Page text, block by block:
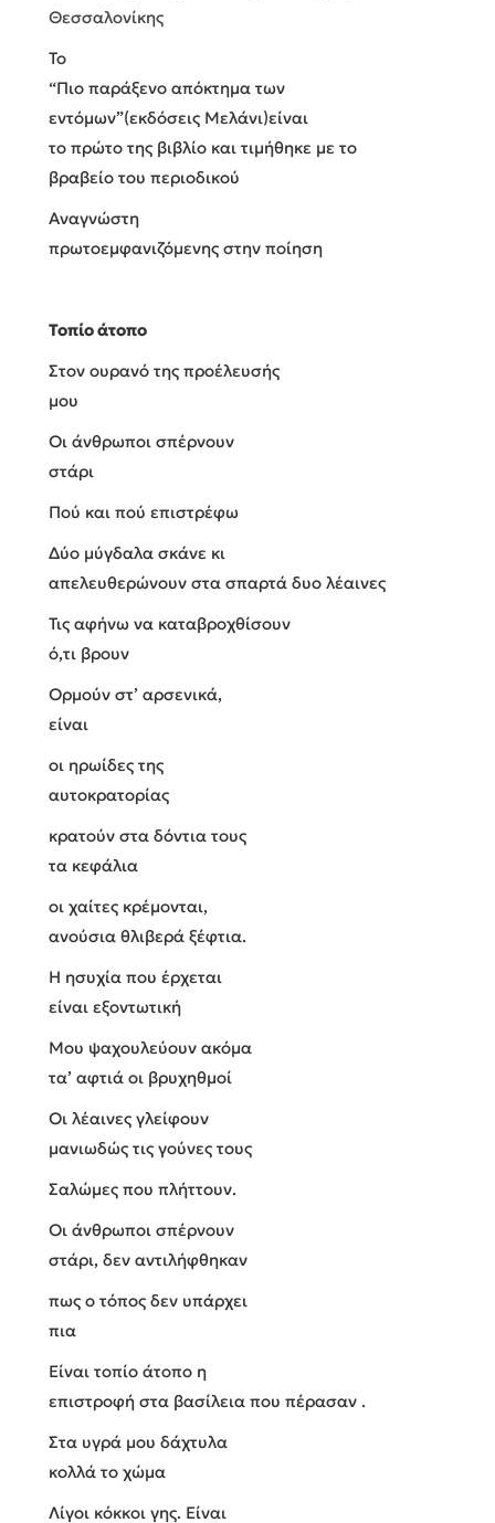
Θεσσαλονίκης
Το
“Πιο παράξενο απόκτημα των
εντόμων”(εκδόσεις Μελάνι)είναι
το πρώτο της βιβλίο και τιμήθηκε με το
βραβείο του περιοδικού
Αναγνώστη
πρωτοεμφανιζόμενης στην ποίηση
Τοπίο άτοπο
Στον ουρανό της προέλευσής
μου
Οι άνθρωποι σπέρνουν
στάρι
Πού και πού επιστρέφω
Δύο μύγδαλα σκάνε κι
απελευθερώνουν στα σπαρτά δυο λέαινες
Τις αφήνω να καταβροχθίσουν
ό,τι βρουν
Ορμούν στ’ αρσενικά,
είναι
οι ηρωίδες της
αυτοκρατορίας
κρατούν στα δόντια τους
τα κεφάλια
οι χαίτες κρέμονται,
ανούσια θλιβερά ξέφτια.
Η ησυχία που έρχεται
είναι εξοντωτική
Μου ψαχουλεύουν ακόμα
τα’ αφτιά οι βρυχηθμοί
Οι λέαινες γλείφουν
μανιωδώς τις γούνες τους
Σαλώμες που πλήττουν.
Οι άνθρωποι σπέρνουν
στάρι, δεν αντιλήφθηκαν
πως ο τόπος δεν υπάρχει
πια
Είναι τοπίο άτοπο η
επιστροφή στα βασίλεια που πέρασαν .
Στα υγρά μου δάχτυλα
κολλά το χώμα
Λίγοι κόκκοι γης. Είναι